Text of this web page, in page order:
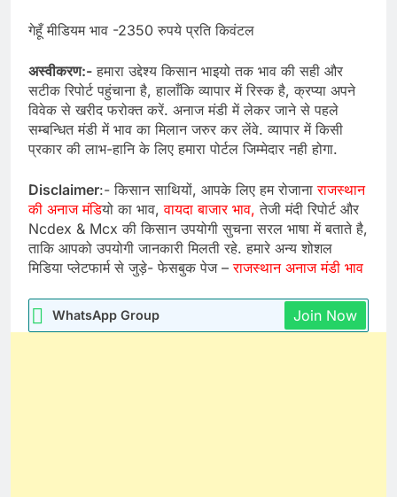
गेहूँ मीडियम भाव -2350 रुपये प्रति किवंटल
अस्वीकरण:- हमारा उद्देश्य किसान भाइयो तक भाव की सही और
सटीक रिपोर्ट पहुंचाना है, हालाँकि व्यापार में रिस्क है, क्रप्या अपने
विवेक से खरीद फरोक्त करें. अनाज मंडी में लेकर जाने से पहले
सम्बन्धित मंडी में भाव का मिलान जरुर कर लेंवे. व्यापार में किसी
प्रकार की लाभ-हानि के लिए हमारा पोर्टल जिम्मेदार नही होगा.
Disclaimer:- किसान साथियों, आपके लिए हम रोजानाराजस्थान
की अनाज मंडियो का भाव, वायदा बाजार भाव, तेजी मंदी रिपोर्ट और
Ncdex & Mcx की किसान उपयोगी सुचना सरल भाषा में बताते है,
ताकि आपको उपयोगी जानकारी मिलती रहे. हमारे अन्य शोशल
मिडिया प्लेटफार्म से जुड़े- फेसबुक पेज –राजस्थान अनाज मंडी भाव
WhatsApp Group Join Now